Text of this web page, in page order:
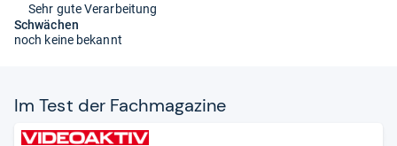
Sehr gute Verarbeitung
Schwächen
noch keine bekannt
Im Test der Fach­ma­ga­zine